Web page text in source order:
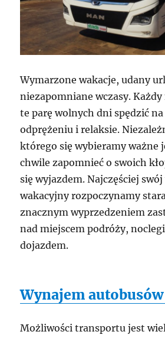
Wymarzone wakacje, udany
niezapomniane wczasy.
te parę wolnych dni spędzić
odprężeniu i relaksie.
którego się wybieramy ważne
chwile zapomnieć o swoich
się wyjazdem. Najczęściej
wakacyjny rozpoczynamy
znacznym wyprzedzeniem
nad miejscem podróży,
dojazdem.
Wynajem autobusów
Możliwości transportu jest